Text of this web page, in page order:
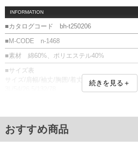
INFORMATION
■カタログコード bh-t250206
■M-CODE n-1468
■素材 綿60%、ポリエステル40%
■サイズ表
サイズ/肩幅/袖丈/胸囲/着丈
6L/60/28.0/150/84
8L/64/29.0/158/88
単位はcm
続きを見る＋
おすすめ商品